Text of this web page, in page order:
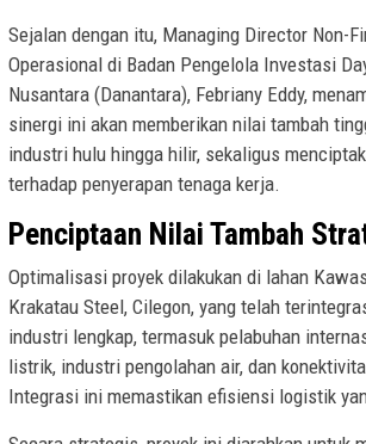
Sejalan dengan itu, Managing Director Non-
Operasional di Badan Pengelola Investasi
Nusantara (Danantara), Febriany Eddy,
sinergi ini akan memberikan nilai tambah
industri hulu hingga hilir, sekaligus
terhadap penyerapan tenaga kerja.
Penciptaan Nilai Tambah
Optimalisasi proyek dilakukan di lahan
Krakatau Steel, Cilegon, yang telah
industri lengkap, termasuk pelabuhan
listrik, industri pengolahan air, dan
Integrasi ini memastikan efisiensi logistik